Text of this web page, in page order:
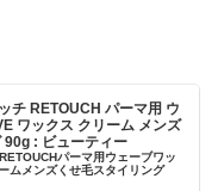
チ RETOUCH パーマ用 ウ
ワックス クリーム メンズ
90g : ビューティー
パーマ用ウェーブワッ
ムメンズくせ毛スタイリング